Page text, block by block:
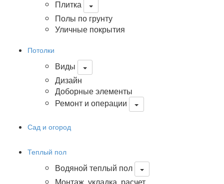
Плитка
Полы по грунту
Уличные покрытия
Потолки
Виды
Дизайн
Доборные элементы
Ремонт и операции
Сад и огород
Теплый пол
Водяной теплый пол